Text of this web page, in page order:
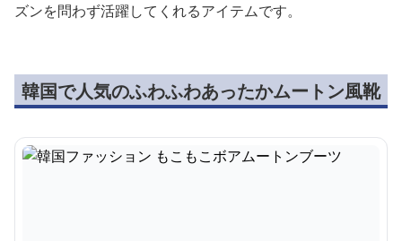
ズンを問わず活躍してくれるアイテムです。
韓国で人気のふわふわあったかムートン風靴